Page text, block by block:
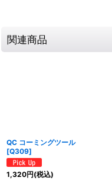
関連商品
QC コーミングツール
[Q309]
1,320円(税込)